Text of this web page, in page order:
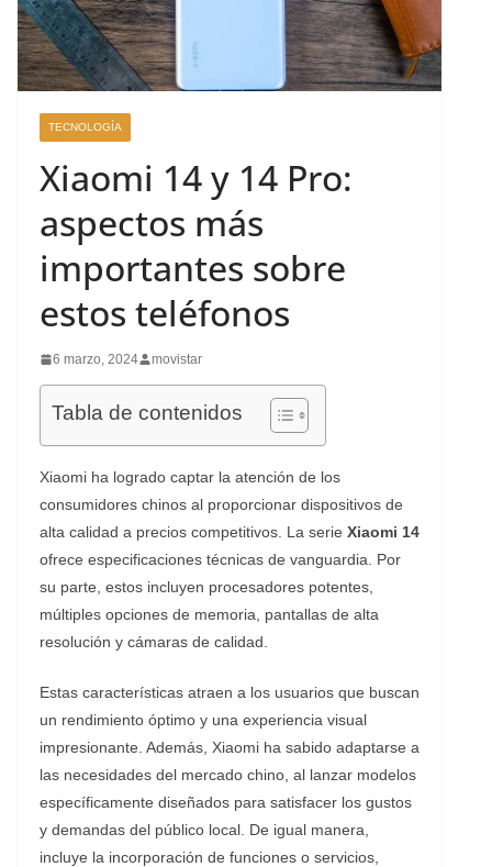
TECNOLOGÍA
Xiaomi 14 y 14 Pro:
aspectos más
importantes sobre
estos teléfonos
6 marzo, 2024 movistar
Tabla de contenidos
Xiaomi ha logrado captar la atención de los
consumidores chinos al proporcionar dispositivos de
alta calidad a precios competitivos. La serie Xiaomi 14
ofrece especificaciones técnicas de vanguardia. Por
su parte, estos incluyen procesadores potentes,
múltiples opciones de memoria, pantallas de alta
resolución y cámaras de calidad.
Estas características atraen a los usuarios que buscan
un rendimiento óptimo y una experiencia visual
impresionante. Además, Xiaomi ha sabido adaptarse a
las necesidades del mercado chino, al lanzar modelos
específicamente diseñados para satisfacer los gustos
y demandas del público local. De igual manera,
incluye la incorporación de funciones o servicios,